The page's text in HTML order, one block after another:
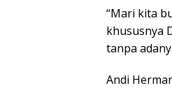
“Mari kita
khususnya
tanpa
Andi